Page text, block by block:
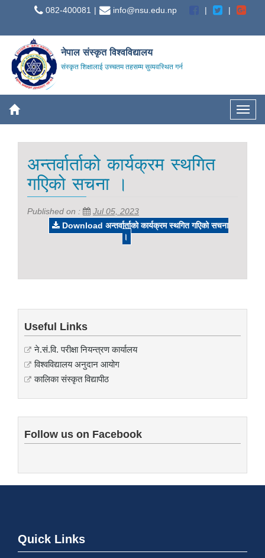
082-400081 info@nsu.edu.np
नेपाल संस्कृत विश्वविद्यालय
संस्कृत शिक्षालाई उच्चतम तहसम्म सुव्यवस्थित गर्न
अन्तर्वार्ताको कार्यक्रम स्थगित
गएिको सचना ।
Published on :
Jul 05, 2023
Download अन्तर्वार्ताको कार्यक्रम स्थगित गएिको सचना
।
Useful Links
ने.सं.वि. परीक्षा नियन्त्रण कार्यालय
विश्वविद्यालय अनुदान आयोग
कालिका संस्कृत विद्यापीठ
Follow us on Facebook
Quick Links